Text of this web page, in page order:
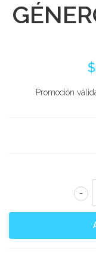
Promoción
-